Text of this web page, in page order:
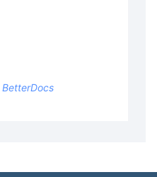
BetterDocs